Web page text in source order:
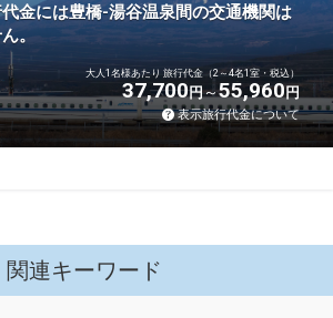
金には豊橋-湯谷温泉間の交通機関は
。
大人1名様あたり 旅行代金（2～4名1室・税込）
37,700円 55,960円
表示旅行代金について
関連キーワード